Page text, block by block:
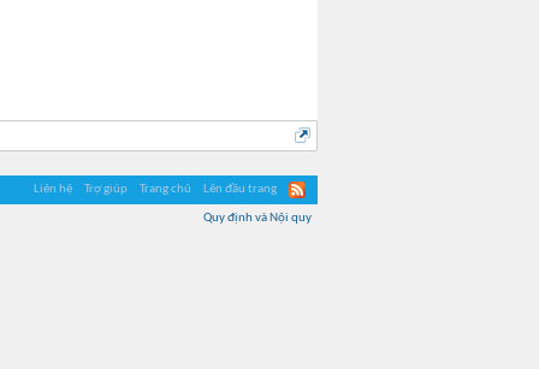
Liên hệ Trợ giúp Trang chủ Lên đầu trang
Quy định và Nội quy